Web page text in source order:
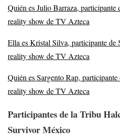
Quién es Julio Barraza,
reality show de TV Azteca
Ella es Kristal Silva, participante
reality show de TV Azteca
Quién es Sargento Rap,
reality show de TV Azteca
Participantes de la Tribu
Survivor México